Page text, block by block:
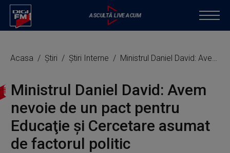
Acasa Știri Știri Interne Ministrul Daniel David: Avem nevoie de un pact pentru Educaţie şi Cercetare asumat de factorul politic
Ministrul Daniel David: Avem
nevoie de un pact pentru
Educaţie şi Cercetare asumat
de factorul politic